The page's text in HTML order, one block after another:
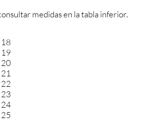
medidas en la tabla inferior.
18
19
20
21
22
23
24
25